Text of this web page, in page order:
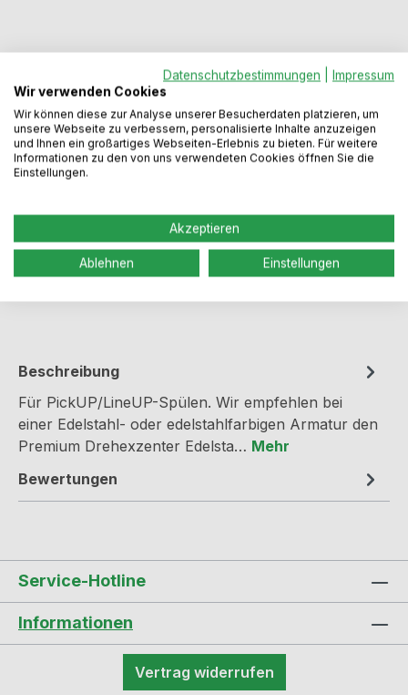
Regulärer Preis:
41,99 €
Produkt Anzahl: Gib den gewünschten
In den Warenkorb
Beschreibung
Für PickUP/LineUP-Spülen. Wir empfehlen bei
einer Edelstahl- oder edelstahlfarbigen Armatur den
Premium Drehexzenter Edelsta… Mehr
Bewertungen
Service-Hotline
Informationen
Vertrag widerrufen
Datenschutzbestimmungen
Impressum
Wir verwenden Cookies
Wir können diese zur Analyse unserer Besucherdaten platzieren, um
unsere Webseite zu verbessern, personalisierte Inhalte anzuzeigen
und Ihnen ein großartiges Webseiten-Erlebnis zu bieten. Für weitere
Informationen zu den von uns verwendeten Cookies öffnen Sie die
Einstellungen.
Akzeptieren
Ablehnen Einstellungen